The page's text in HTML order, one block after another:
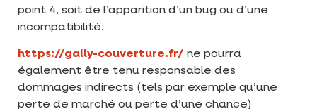
point 4, soit de l’apparition d’un bug ou d’une
incompatibilité.
https://gally-couverture.fr/ ne pourra
également être tenu responsable des
dommages indirects (tels par exemple qu’une
perte de marché ou perte d’une chance)